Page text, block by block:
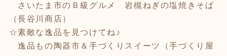
さいたま市のＢ級グルメ 岩槻ねぎの塩焼きそば
（長谷川商店）
☆素敵な逸品を見つけてね♪
逸品もの陶器市＆手づくりスイーツ（手づくり屋